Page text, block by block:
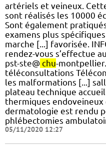
artériels et veineux.
sont réalisés les 10000
Sont également
examens plus
marche [...] favorisée.
rendez-vous s’effectue
pst-ste@ chu-
téléconsultations
les malformations [...]
plateau technique
thermiques endoveineux
dermatologie est rendu
phlébectomies
05/11/2020 12:27